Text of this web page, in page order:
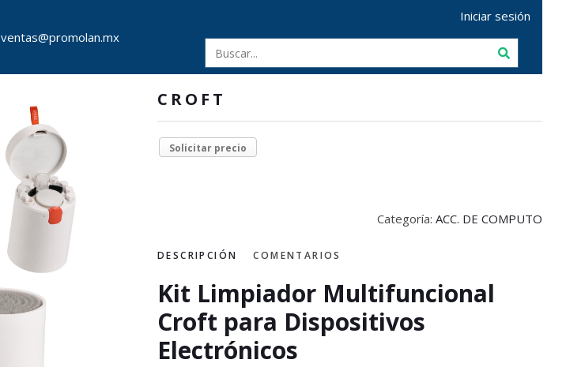
ventas@promolan.mx
Iniciar sesión
CROFT
Solicitar precio
Categoría: ACC. DE COMPUTO
DESCRIPCIÓN COMENTARIOS
Kit Limpiador Multifuncional
Croft para Dispositivos
Electrónicos